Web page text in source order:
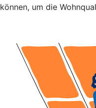
können, um die